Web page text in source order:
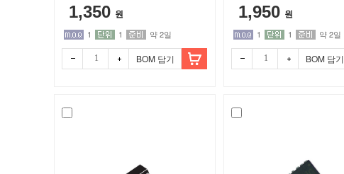
빼기 더하 빼기 더하
1,350 원
1 1 약 2일
BOM 담기
1,950 원
1 1 약 2일
BOM 담기